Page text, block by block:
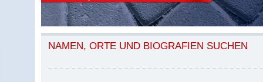
NAMEN, ORTE UND BIOGRAFIEN SUCHEN